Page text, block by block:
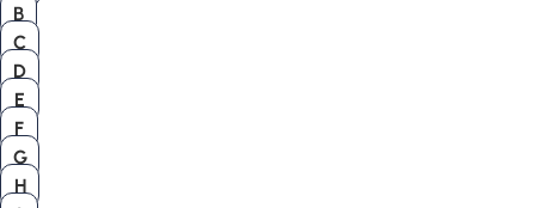
B
C
D
E
F
G
H